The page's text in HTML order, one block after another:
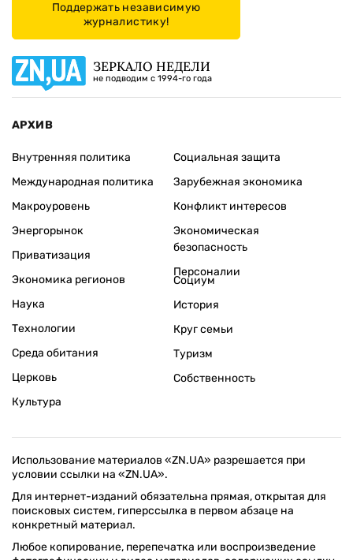
Поддержать независимую
журналистику!
ЗЕРКАЛО НЕДЕЛИ
не подводим с 1994-го года
АРХИВ
Внутренняя политика
Международная политика
Макроуровень
Энергорынок
Приватизация
Экономика регионов
Социальная защита
Зарубежная экономика
Конфликт интересов
Экономическая
безопасность
Персоналии
Наука
Технологии
Среда обитания
Церковь
Культура
Социум
История
Круг семьи
Туризм
Собственность
Использование материалов «ZN.UA» разрешается при
условии ссылки на «ZN.UA».
Для интернет-изданий обязательна прямая, открытая для
поисковых систем, гиперссылка в первом абзаце на
конкретный материал.
Любое копирование, перепечатка или воспроизведение